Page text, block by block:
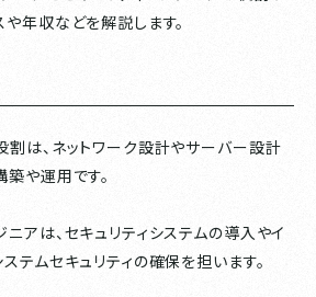
年収などを解説します。
割は、ネットワーク設計やサーバー設計
や運用です。
アは、セキュリティシステムの導入やイ
テムセキュリティの確保を担います。